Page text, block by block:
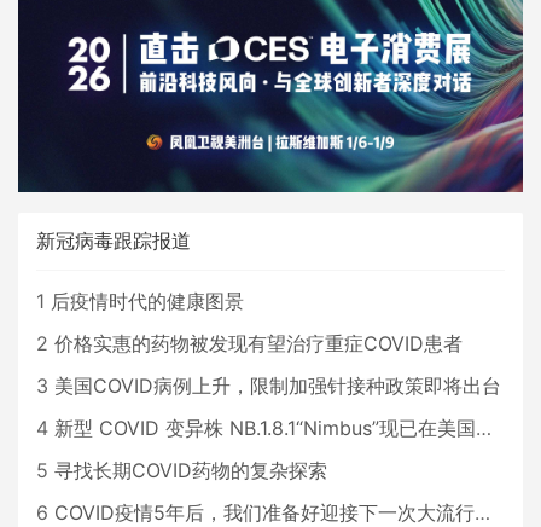
新冠病毒跟踪报道
1 后疫情时代的健康图景
2 价格实惠的药物被发现有望治疗重症COVID患者
3 美国COVID病例上升，限制加强针接种政策即将出台
4 新型 COVID 变异株 NB.1.8.1“Nimbus”现已在美国占据主导地位
5 寻找长期COVID药物的复杂探索
6 COVID疫情5年后，我们准备好迎接下一次大流行了吗？